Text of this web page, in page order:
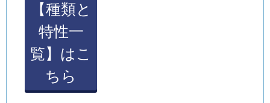
【種類と
特性一
覧】はこ
ちら